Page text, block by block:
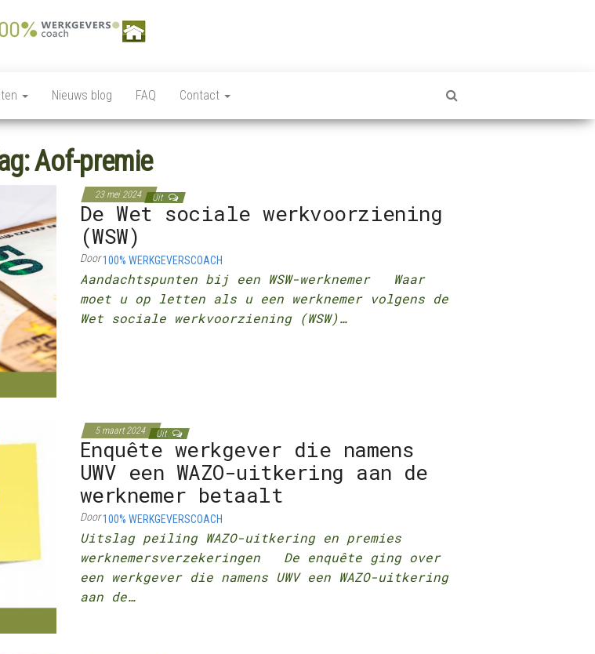
Werkgeverscoach,
Payroll –
Verzekeringen –
Regelgeving –
Coaching
Ziekteverzuim wet en
regelgeving,
Personeelsverzekeringen,
loonkostensubsidies,
Payrolling, Juridische
zaken, Opleiding,
ontwikkeling en
coaching, HR Scan,
Nieuws blog FAQ Contact
Aof-premie
23 mei 2024 Uit
De Wet sociale werkvoorziening
(WSW)
Door100% WERKGEVERSCOACH
Aandachtspunten bij een WSW-werknemer Waar
moet u op letten als u een werknemer volgens de
Wet sociale werkvoorziening (WSW)…
5 maart 2024 Uit
Enquête werkgever die namens
UWV een WAZO-uitkering aan de
werknemer betaalt
Door100% WERKGEVERSCOACH
Uitslag peiling WAZO-uitkering en premies
werknemersverzekeringen De enquête ging over
een werkgever die namens UWV een WAZO-uitkering
aan de…